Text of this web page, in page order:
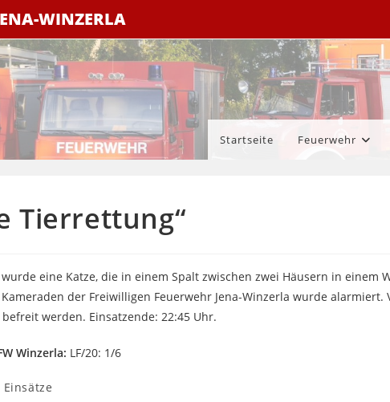
WINZERLA
Startseite Feuerwehr
Tierrettung“
eine Katze, die in einem Spalt zwischen zwei Häusern in einem
der Freiwilligen Feuerwehr Jena-Winzerla wurde alarmiert.
werden. Einsatzende: 22:45 Uhr.
Winzerla: LF/20: 1/6
Einsätze